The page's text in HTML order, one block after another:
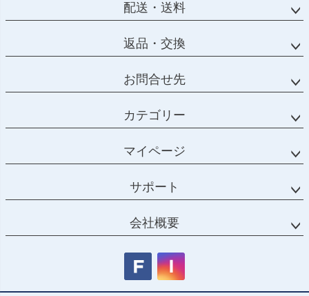
配送・送料
返品・交換
お問合せ先
カテゴリー
マイページ
サポート
会社概要